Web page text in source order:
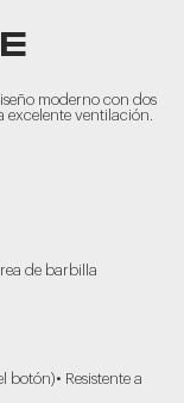
moderno con dos
ventilación.
de barbilla
botón)• Resistente a